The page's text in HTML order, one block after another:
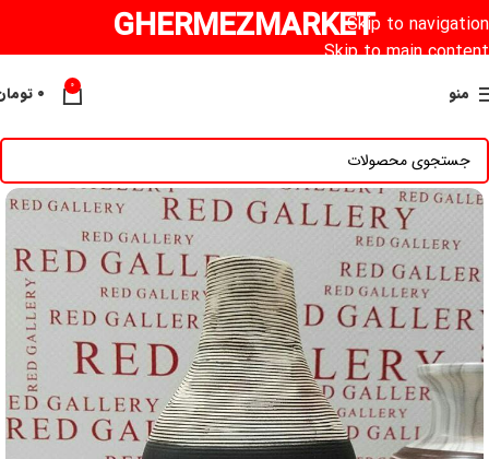
Skip to navigation
Skip to main content
GHERMEZMARKET
منو 0 ۰